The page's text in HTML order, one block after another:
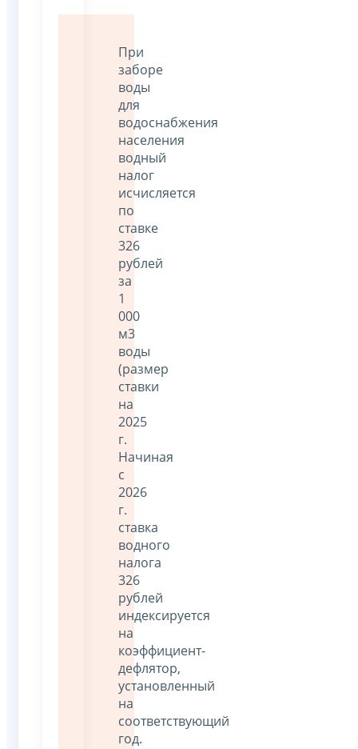
При
заборе
воды
для
водоснабжения
населения
водный
налог
исчисляется
по
ставке
326
рублей
за
1
000
м3
воды
(размер
ставки
на
2025
г.
Начиная
с
2026
г.
ставка
водного
налога
326
рублей
индексируется
на
коэффициент-
дефлятор,
установленный
на
соответствующий
год.